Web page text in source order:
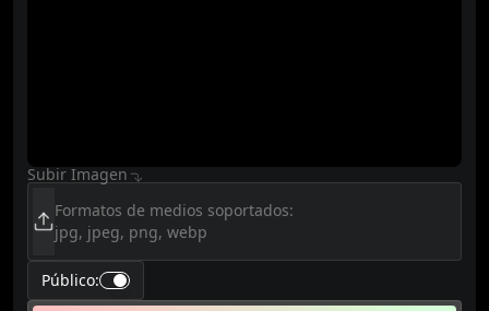
Subir Imagen
Formatos de medios soportados:
jpg, jpeg, png, webp
Público: